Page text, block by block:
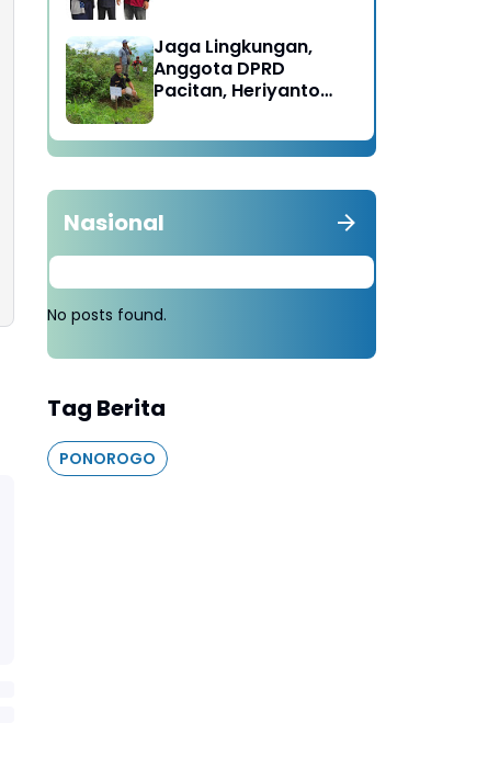
Karesidenan Madiun
Raya
Jaga Lingkungan,
Anggota DPRD
Pacitan, Heriyanto
Tebang 100 Pohon
diganti Tanam 1000
Nasional
No posts found.
Tag Berita
PONOROGO